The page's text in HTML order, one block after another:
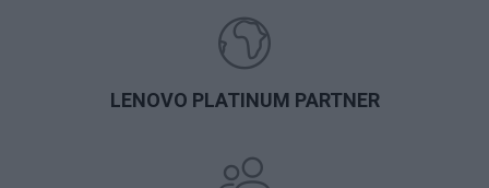
LENOVO PLATINUM PARTNER